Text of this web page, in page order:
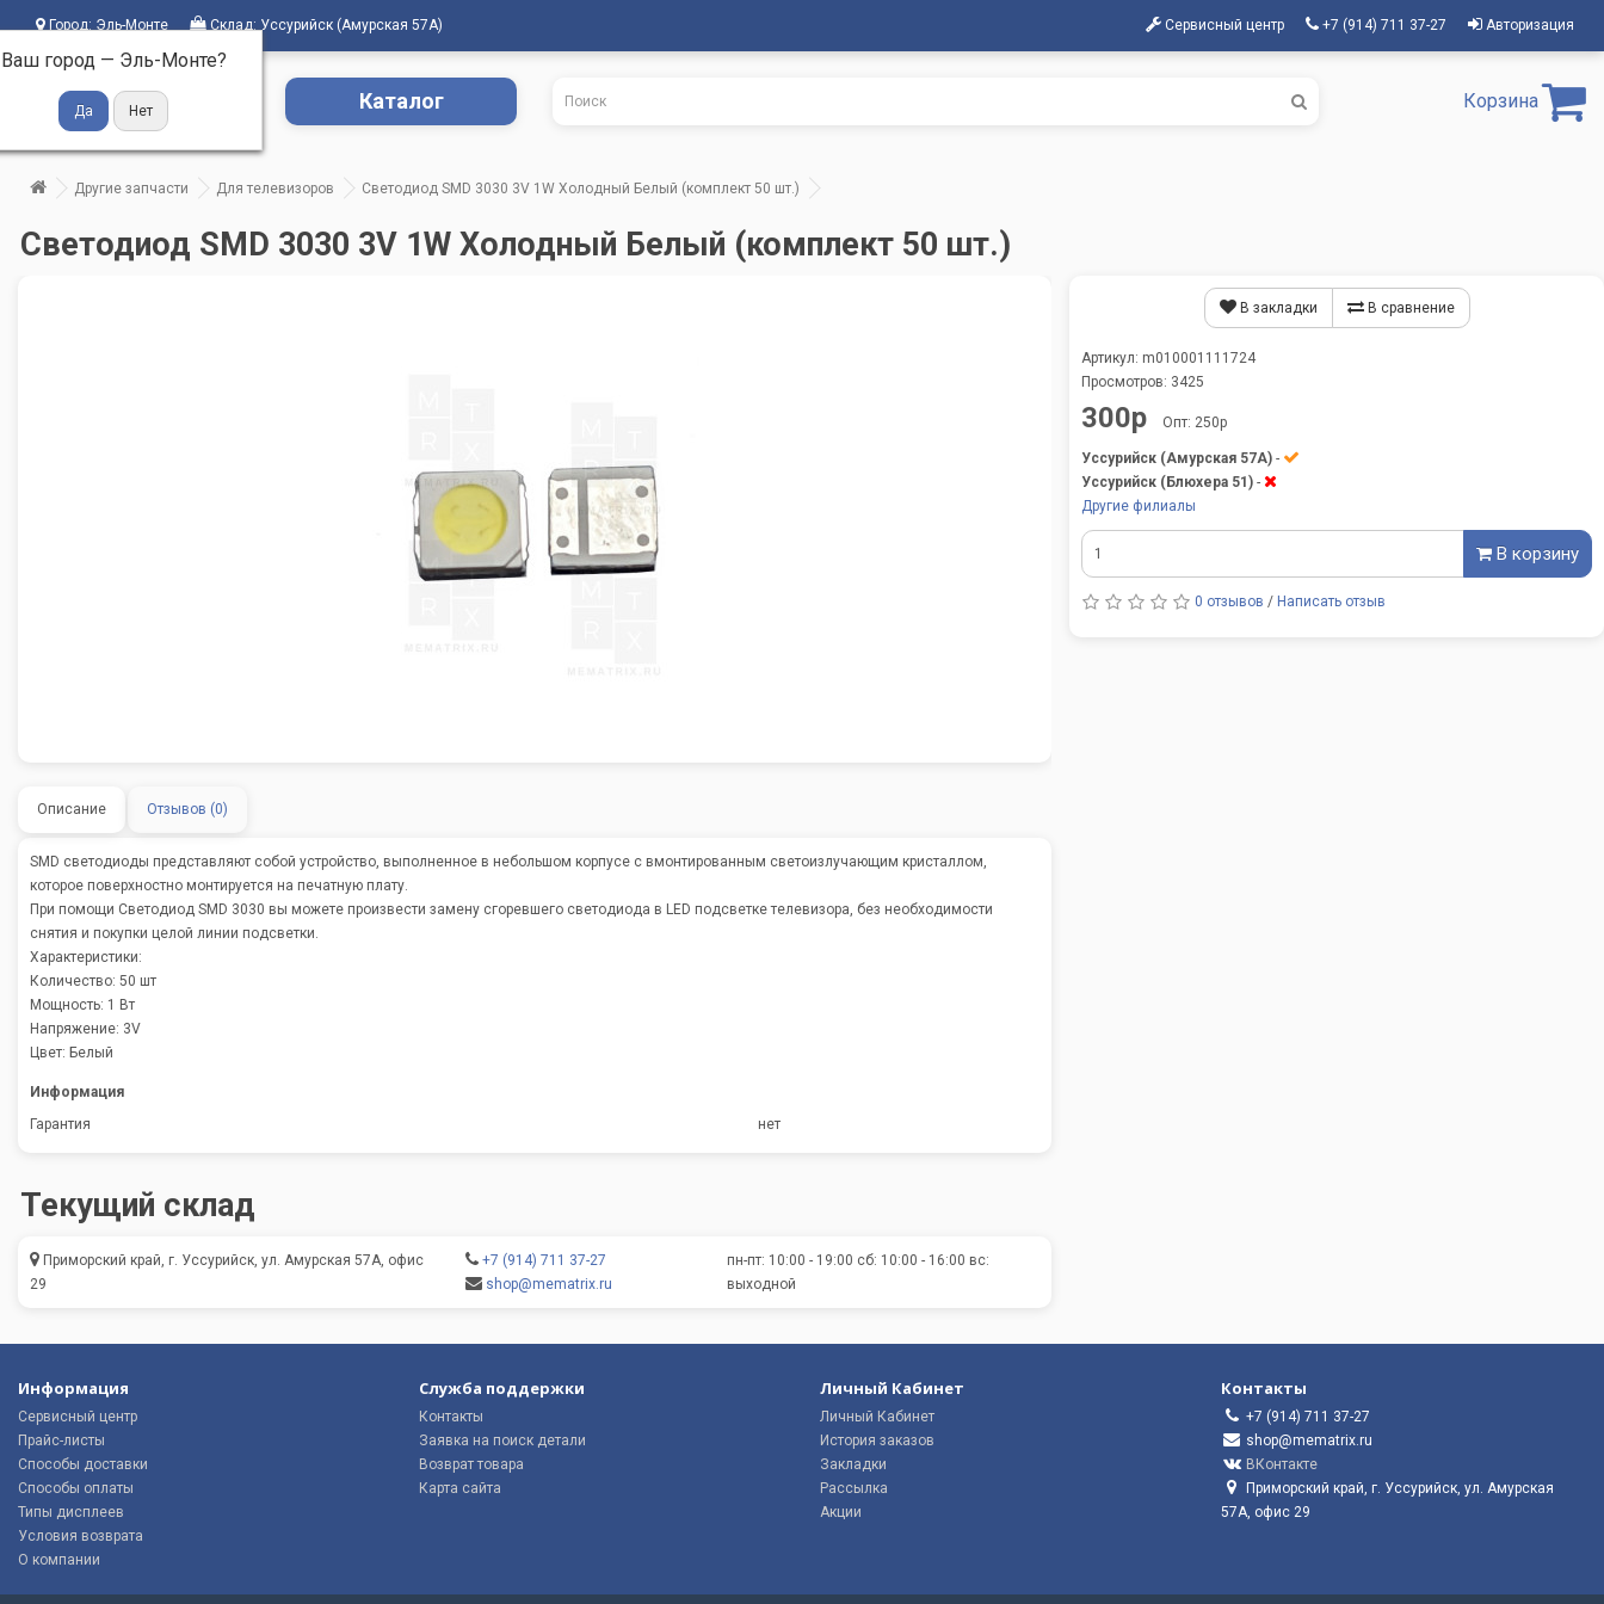
Город: Эль-Монте
Ваш город — Эль-Монте?
Склад: Уссурийск (Амурская 57А) Сервисный центр +7 (914) 711 37-27 Авторизация
Каталог Корзина
Другие запчасти Для телевизоров Светодиод SMD 3030 3V 1W Холодный Белый (комплект 50 шт.)
Светодиод SMD 3030 3V 1W Холодный Белый (комплект 50 шт.)
Описание Отзывов (0)
SMD светодиоды представляют собой устройство, выполненное в небольшом корпусе с вмонтированным светоизлучающим кристаллом,
которое поверхностно монтируется на печатную плату.
При помощи Светодиод SMD 3030 вы можете произвести замену сгоревшего светодиода в LED подсветке телевизора, без необходимости
снятия и покупки целой линии подсветки.
Характеристики:
Количество: 50 шт
Мощность: 1 Вт
Напряжение: 3V
Цвет: Белый
Информация
Гарантия
нет
Текущий склад
Приморский край, г. Уссурийск, ул. Амурская 57А, офис
29
+7 (914) 711 37-27
shop@mematrix.ru
пн-пт: 10:00 - 19:00 сб: 10:00 - 16:00 вс:
выходной
В закладки В сравнение
Артикул: m010001111724
Просмотров: 3425
300р Опт: 250р
Уссурийск (Амурская 57А) -
Уссурийск (Блюхера 51) -
Другие филиалы
В корзину
0 отзывов / Написать отзыв
Информация
Сервисный центр
Прайс-листы
Способы доставки
Способы оплаты
Типы дисплеев
Условия возврата
О компании
Служба поддержки
Контакты
Заявка на поиск детали
Возврат товара
Карта сайта
Личный Кабинет
Личный Кабинет
История заказов
Закладки
Рассылка
Акции
Контакты
+7 (914) 711 37-27
shop@mematrix.ru
ВКонтакте
Приморский край, г. Уссурийск, ул. Амурская
57А, офис 29